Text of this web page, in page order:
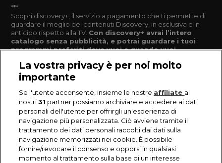
***
Scopri discovery+, il servizio a pagamento che ti permette di
guardare il meglio dei contenuti Discovery, in esclusiva e in
anticipo rispetto alla TV. Con discovery+ avrai l’intero
catalogo senza pubblicità, e potrai guardare i tuoi
programmi preferiti dove vuoi e quando vuoi.
La vostra privacy è per noi molto
importante
Se l'utente acconsente, insieme le nostre affiliate ai
nostri31 partner possiamo archiviare e accedere ai dati
personali dell'utente per offrirgli un'esperienza di
navigazione più personalizzata. Ciò avviene tramite il
trattamento dei dati personali raccolti dai dati sulla
navigazione memorizzati nei cookie. È possibile
fornire/revocare il consenso e opporsi in qualsiasi
momento al trattamento sulla base di un interesse